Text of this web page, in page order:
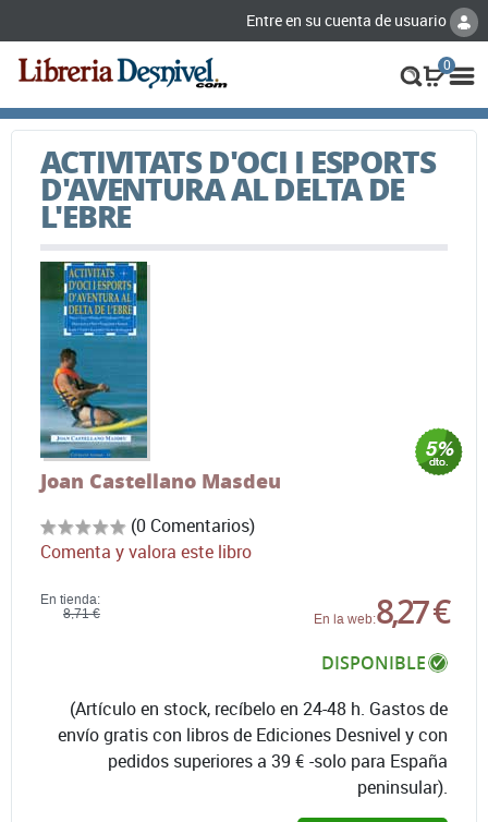
Entre en su cuenta de usuario
0
ACTIVITATS D'OCI I ESPORTS
D'AVENTURA AL DELTA DE
L'EBRE
Joan Castellano Masdeu
(0 Comentarios)
Comenta y valora este libro
En tienda:
8,71 €
En la web:8,27 €
DISPONIBLE
(Artículo en stock, recíbelo en 24-48 h. Gastos de
envío gratis con libros de Ediciones Desnivel y con
pedidos superiores a 39 € -solo para España
peninsular).